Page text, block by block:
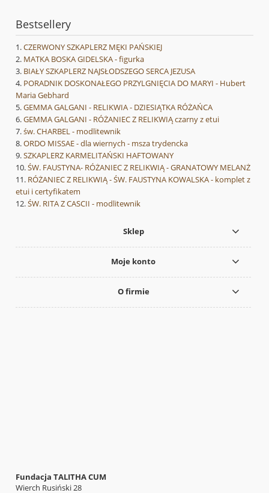
Bestsellery
CZERWONY SZKAPLERZ MĘKI PAŃSKIEJ
MATKA BOSKA GIDELSKA - figurka
BIAŁY SZKAPLERZ NAJSŁODSZEGO SERCA JEZUSA
PORADNIK DOSKONAŁEGO PRZYLGNIĘCIA DO MARYI - Hubert
Maria Gebhard
GEMMA GALGANI - RELIKWIA - DZIESIĄTKA RÓŻAŃCA
GEMMA GALGANI - RÓŻANIEC Z RELIKWIĄ czarny z etui
św. CHARBEL - modlitewnik
ORDO MISSAE - dla wiernych - msza trydencka
SZKAPLERZ KARMELITAŃSKI HAFTOWANY
ŚW. FAUSTYNA- RÓŻANIEC Z RELIKWIĄ - GRANATOWY MELANŻ
RÓŻANIEC Z RELIKWIĄ - ŚW. FAUSTYNA KOWALSKA - komplet z
etui i certyfikatem
ŚW. RITA Z CASCII - modlitewnik
Sklep
Moje konto
O firmie
Fundacja TALITHA CUM
Wierch Rusiński 28